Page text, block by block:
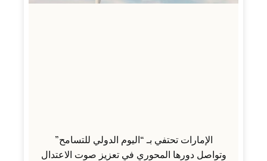
الإمارات تحتفي بـ “اليوم الدولي للتسامح”
وتواصل دورها المحوري في تعزيز صوت الاعتدال